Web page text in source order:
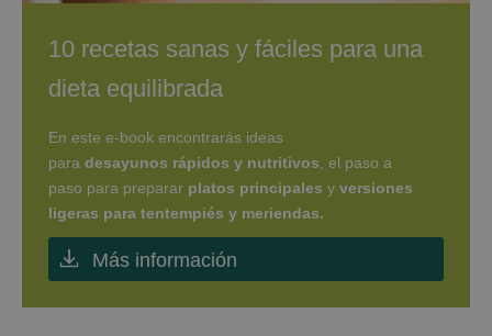
10 recetas sanas y fáciles para una
dieta equilibrada
En este e-book encontrarás ideas
para desayunos rápidos y nutritivos, el paso a
paso para preparar platos principales y versiones
ligeras para tentempiés y meriendas.
Más información